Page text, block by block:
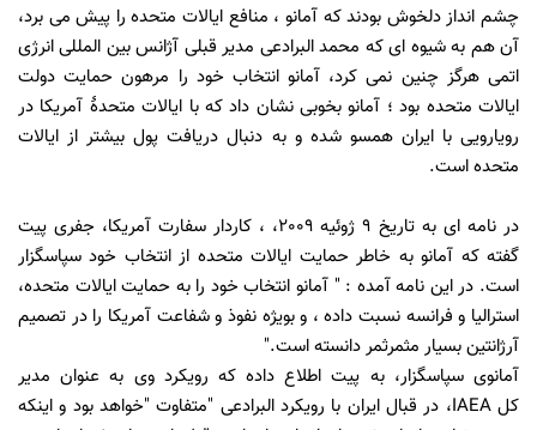
چشم انداز دلخوش بودند که آمانو ، منافع ایالات متحده را پیش می برد،
آن هم به شیوه ای که محمد البرادعی مدیر قبلی آژانس بین المللی انرژی
اتمی هرگز چنین نمی کرد، آمانو انتخاب خود را مرهون حمایت دولت
ایالات متحده بود ؛ آمانو بخوبی نشان داد که با ایالات متحدۀ آمریکا در
رویارویی با ایران همسو شده و به دنبال دریافت پول بیشتر از ایالات
متحده است.
در نامه ای به تاریخ 9 ژوئیه 2009، ، کاردار سفارت آمریکا، جفری پیت
گفته که آمانو به خاطر حمایت ایالات متحده از انتخاب خود سپاسگزار
است. در این نامه آمده : " آمانو انتخاب خود را به حمایت ایالات متحده،
استرالیا و فرانسه نسبت داده ، و بویژه نفوذ و شفاعت آمریکا را در تصمیم
آرژانتین بسیار مثمرثمر دانسته است."
آمانوی سپاسگزار، به پیت اطلاع داده که رویکرد وی به عنوان مدیر
کلIAEA، در قبال ایران با رویکرد البرادعی "متفاوت "خواهد بود و اینکه